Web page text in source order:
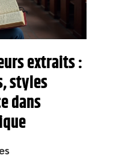
extraits :
styles
dans